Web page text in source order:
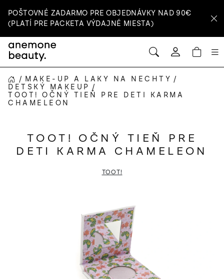
na
obsah
POŠTOVNÉ ZADARMO PRE OBJEDNÁVKY NAD 90€
(PLATÍ PRE PACKETA VÝDAJNÉ MIESTA)
HĽADAŤ
Prihlásenie
DOMOV
/ MAKE-UP A LAKY NA NECHTY /
DETSKÝ MAKEUP /
TOOT! OČNÝ TIEŇ PRE DETI KARMA
CHAMELEON
TOOT! OČNÝ TIEŇ PRE
DETI KARMA CHAMELEON
TOOT!